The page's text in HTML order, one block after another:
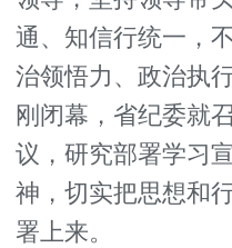
通、知信行统一，
治领悟力、政治执
刚闭幕，省纪委就
议，研究部署学习
神，切实把思想和
署上来。